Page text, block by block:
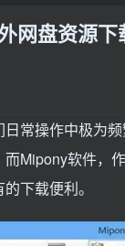
网盘资源下
常操作中极为
Mipony软件，
下载便利。